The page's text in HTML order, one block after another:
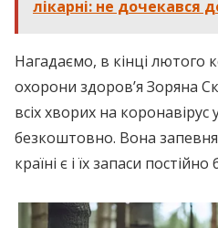
лікарні: не дочекався
Нагадаємо, в кінці лютого
охорони здоров’я Зоряна
всіх хворих на коронавірус
безкоштовно. Вона
країні є і їх запаси